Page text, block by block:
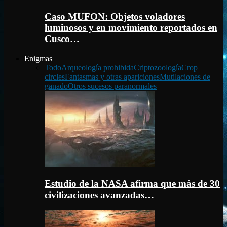
Caso MUFON: Objetos voladores
luminosos y en movimiento reportados en
Cusco…
Enigmas
TodoArqueología prohibidaCriptozoologíaCrop
circlesFantasmas y otras aparicionesMutilaciones de
ganadoOtros sucesos paranormales
Estudio de la NASA afirma que más de 30
civilizaciones avanzadas…